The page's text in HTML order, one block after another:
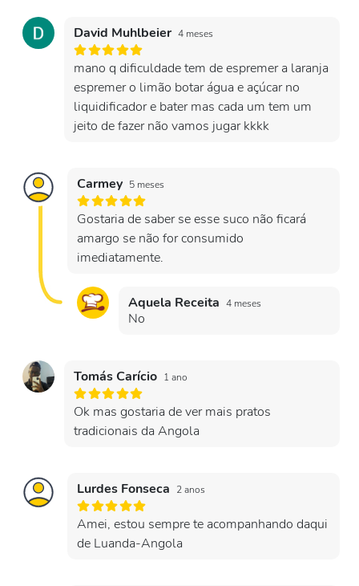
David Muhlbeier 4 meses
mano q dificuldade tem de espremer a laranja
espremer o limão botar água e açúcar no
liquidificador e bater mas cada um tem um
jeito de fazer não vamos jugar kkkk
Carmey 5 meses
Gostaria de saber se esse suco não ficará
amargo se não for consumido
imediatamente.
Aquela Receita 4 meses
No
Tomás Carício 1 ano
Ok mas gostaria de ver mais pratos
tradicionais da Angola
Lurdes Fonseca 2 anos
Amei, estou sempre te acompanhando daqui
de Luanda-Angola